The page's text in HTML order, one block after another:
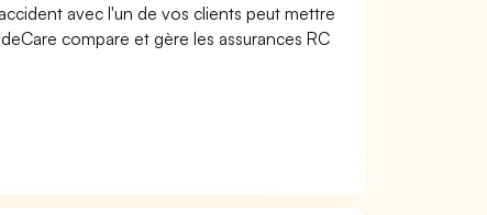
avec l'un de vos clients peut mettre
compare et gère les assurances RC